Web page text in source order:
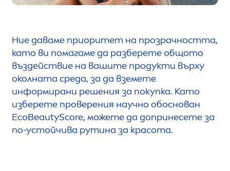
Ние даваме приоритет на прозрачността,
като ви помагаме да разберете общото
въздействие на вашите продукти върху
околната среда, за да вземете
информирани решения за покупка. Като
изберете проверения научно обоснован
EcoBeautyScore, можете да допринесете за
по-устойчива рутина за красота.